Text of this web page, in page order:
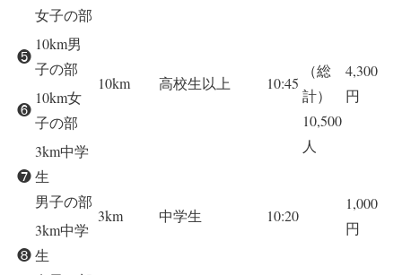
（総
計）
10,500
人
女子の部
❺
10km男
子の部
10km 高校生以上 10:45
4,300
円
❻
10km女
子の部
❼
3km中学
生
男子の部
3km 中学生 10:20
1,000
円
❽
3km中学
生